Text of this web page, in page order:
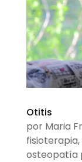
Otitis
por Maria
fisioterapia,
osteopatía